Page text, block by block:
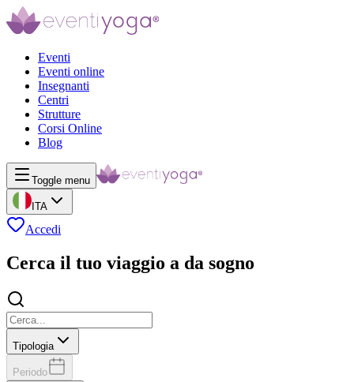
Eventi
Eventi online
Insegnanti
Centri
Strutture
Corsi Online
Blog
Toggle menu
ITA
Accedi
Cerca il tuo viaggio a da sogno
Tipologia
Periodo